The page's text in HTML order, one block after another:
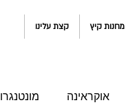
מחנות קיץ קצת עלינו
אוקראינה מונטנגרו